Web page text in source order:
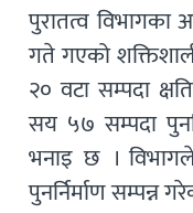
पुरातत्व
गते गएको
२० वटा सम्पदा
सय ५७ सम्पदा
भनाइ छ ।
पुनर्निर्माण सम्पन्न